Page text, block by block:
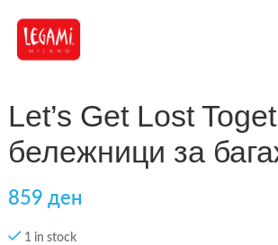
Let’s Get Lost
бележници за
859 ден
1 in stock